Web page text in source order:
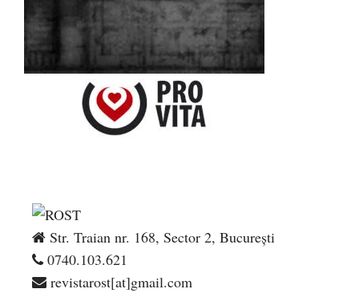
Str. Traian nr. 168, Sector 2, București
0740.103.621
revistarost[at]gmail.com